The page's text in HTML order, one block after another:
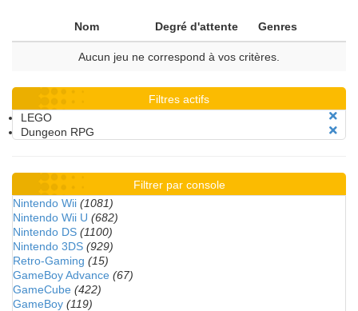
Nom Degré d'attente Genres
Aucun jeu ne correspond à vos critères.
Filtres actifs
LEGO
Dungeon RPG
Filtrer par console
Nintendo Wii (1081)
Nintendo Wii U (682)
Nintendo DS (1100)
Nintendo 3DS (929)
Retro-Gaming (15)
GameBoy Advance (67)
GameCube (422)
GameBoy (119)